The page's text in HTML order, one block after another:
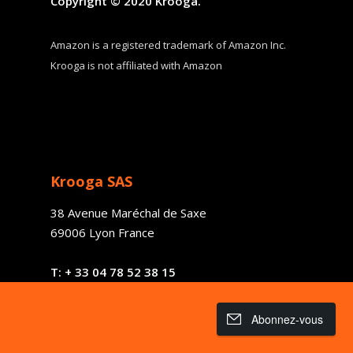
Amazon is a registered trademark of Amazon Inc.
Krooga is not affiliated with Amazon
Krooga SAS
38 Avenue Maréchal de Saxe
69006 Lyon France
T: + 33 04 78 52 38 15
38 Avenue de Saxe, 69006
Abonnez-vous